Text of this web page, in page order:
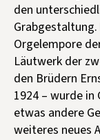
den
Orgelempore
Läutwerk der
den Brüdern
1924 – wurde
etwas andere
weiteres neues